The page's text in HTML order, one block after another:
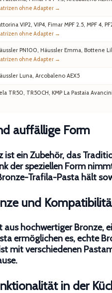
ohne Adapter →
VIP2, VIP4, Fimar MPF 2.5, MPF 4,
ohne Adapter →
PN100, Häussler Emma, Bottene
ohne Adapter →
Luna, Arcobaleno AEX5
TR50, TR50CH, KMP La Pastaia
auffällige Form
ist ein Zubehör, das
der speziellen Form
Trafila-Pasta hält
und
hochwertiger Bronze,
ermöglichen es, echte
mit verschiedenen
in der